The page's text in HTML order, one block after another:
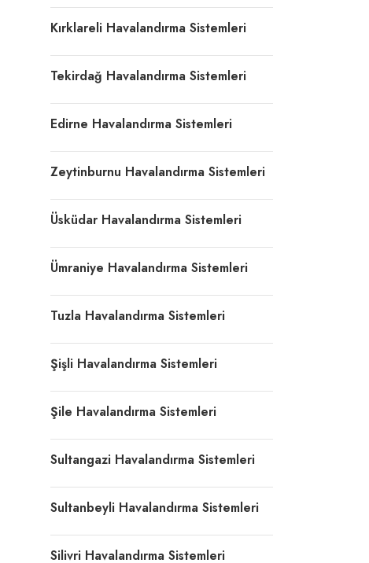
Kırklareli Havalandırma Sistemleri
Tekirdağ Havalandırma Sistemleri
Edirne Havalandırma Sistemleri
Zeytinburnu Havalandırma Sistemleri
Üsküdar Havalandırma Sistemleri
Ümraniye Havalandırma Sistemleri
Tuzla Havalandırma Sistemleri
Şişli Havalandırma Sistemleri
Şile Havalandırma Sistemleri
Sultangazi Havalandırma Sistemleri
Sultanbeyli Havalandırma Sistemleri
Silivri Havalandırma Sistemleri